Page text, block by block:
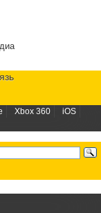
Xbox 360
iOS